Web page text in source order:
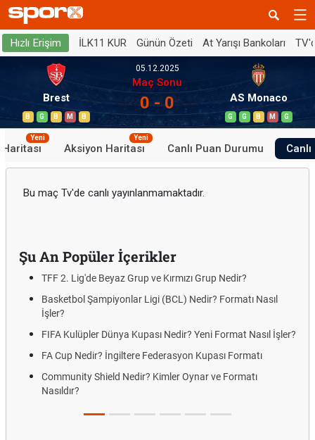
Hızlı Erişim İLK11 KUR Günün Özeti At Yarışı Bankoları
Brest
B G B M B
05.12.2025
Maç Sonu
0 - 0 AS Monaco
G G B M G
Haritası
Yeni
Aksiyon Haritası
Yeni
Canlı Puan Durumu
Bu maç Tv'de canlı yayınlanmamaktadır.
Şu An Popüler İçerikler
TFF 2. Lig'de Beyaz Grup ve Kırmızı Grup Nedir?
Basketbol Şampiyonlar Ligi (BCL) Nedir? Formatı Nasıl
İşler?
FIFA Kulüpler Dünya Kupası Nedir? Yeni Format Nasıl İşler?
FA Cup Nedir? İngiltere Federasyon Kupası Formatı
Community Shield Nedir? Kimler Oynar ve Formatı
Nasıldır?